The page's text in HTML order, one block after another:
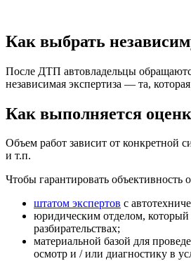
Как выбрать
После ДТП автовладельцы
независимая экспертиза — та,
Как выполняется
Объем работ зависит от конкретной
и т.п.
Чтобы гарантировать объективность
штатом экспертов с
юридическим отделом, который
разбирательствах;
материальной базой для
осмотр и / или диагностику в